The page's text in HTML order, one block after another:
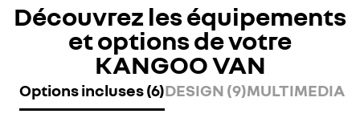
Découvrez les équipements
et options de votre
KANGOO VAN
Options incluses (6)DESIGN (9)MULTIMEDIA